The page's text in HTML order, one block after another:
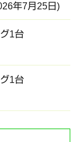
年7月25日
1台
1台